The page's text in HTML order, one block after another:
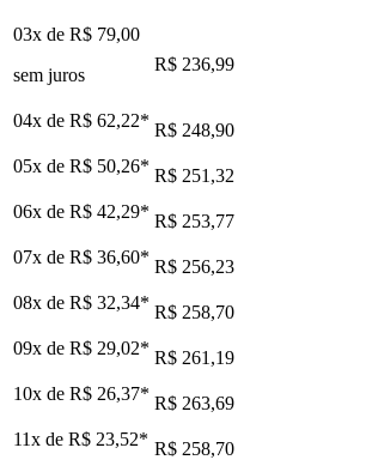
03x de R$ 79,00
sem juros
R$ 236,99
04x de R$ 62,22* R$ 248,90
05x de R$ 50,26* R$ 251,32
06x de R$ 42,29* R$ 253,77
07x de R$ 36,60* R$ 256,23
08x de R$ 32,34* R$ 258,70
09x de R$ 29,02* R$ 261,19
10x de R$ 26,37* R$ 263,69
11x de R$ 23,52* R$ 258,70